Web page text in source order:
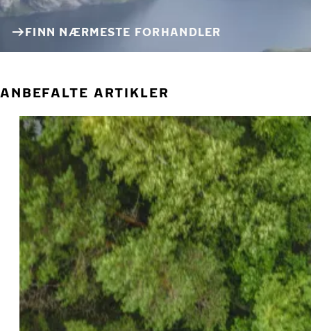
FINN NÆRMESTE FORHANDLER
ANBEFALTE ARTIKLER